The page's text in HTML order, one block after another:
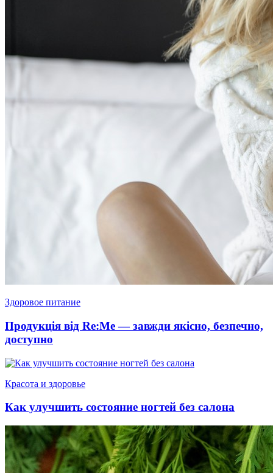
Здоровое питание
Продукція від Re:Me — завжди якісно, безпечно,
доступно
Красота и здоровье
Как улучшить состояние ногтей без салона